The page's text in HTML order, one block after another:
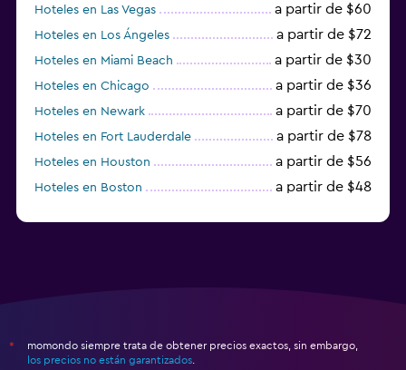
Hoteles en Las Vegas a partir de $60
Hoteles en Los Ángeles a partir de $72
Hoteles en Miami Beach a partir de $30
Hoteles en Chicago a partir de $36
Hoteles en Newark a partir de $70
Hoteles en Fort Lauderdale a partir de $78
Hoteles en Houston a partir de $56
Hoteles en Boston a partir de $48
*
momondo siempre trata de obtener precios exactos, sin embargo,
los precios no están garantizados